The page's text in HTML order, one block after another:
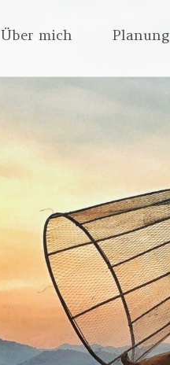
Über mich Planung